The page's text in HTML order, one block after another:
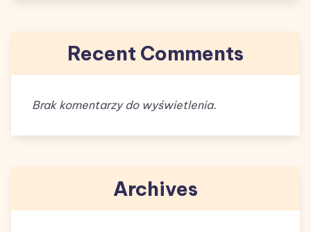
Recent Comments
Brak komentarzy do wyświetlenia.
Archives